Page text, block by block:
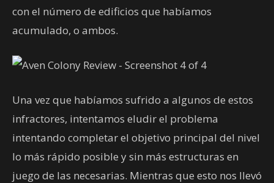
con el número de edificios que habíamos
acumulado, o ambos.
Una vez que habíamos sufrido a algunos de estos
infractores, intentamos eludir el problema
intentando completar el objetivo principal del nivel
lo más rápido posible y sin más estructuras en
juego de las necesarias. Mientras que esto nos llevó